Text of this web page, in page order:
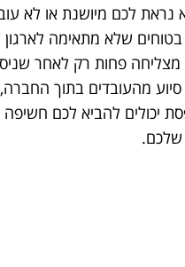
נראת לכם מיושנת או לא
שלא מתאימה
מצליחה פחות רק לאחר
מהעובדים בתוך
יכולים להביא לכם
שלכם.